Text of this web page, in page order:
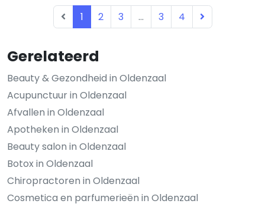
Gerelateerd
Beauty & Gezondheid in Oldenzaal
Acupunctuur in Oldenzaal
Afvallen in Oldenzaal
Apotheken in Oldenzaal
Beauty salon in Oldenzaal
Botox in Oldenzaal
Chiropractoren in Oldenzaal
Cosmetica en parfumerieën in Oldenzaal
1 2 3 ... 3 4